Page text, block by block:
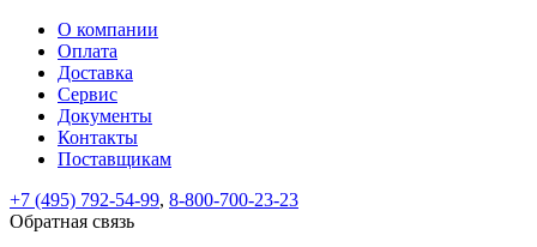
ВходРегистрация
Только
test@example.com
отправлена
по
ней
для
Только
Восстановление
пароля
Заполните
форму.
Мы
отправим
На
вашу
test@test.ru
отправлена
Введите
новый
пароль
Пароль
успешно
Обратная
связь
Ваше
сообщение
успешно
О компании
Оплата
Доставка
Сервис
Документы
Контакты
Поставщикам
+7 (495) 792-54-99, 8-800-700-23-23
Обратная связь